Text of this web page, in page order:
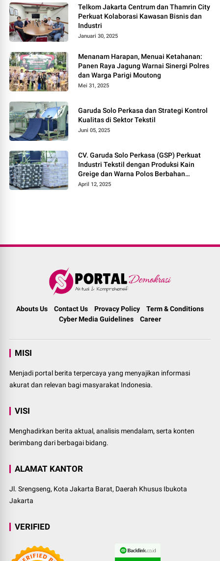
Telkom Jakarta Centrum dan Thamrin City
Perkuat Kolaborasi Kawasan Bisnis dan
Industri
Januari 30, 2025
Menanam Harapan, Menuai Ketahanan:
Panen Raya Jagung Warnai Sinergi Polres
dan Warga Parigi Moutong
Mei 31, 2025
Garuda Solo Perkasa dan Strategi Kontrol
Kualitas di Sektor Tekstil
Juni 05, 2025
CV. Garuda Solo Perkasa (GSP) Perkuat
Industri Tekstil dengan Produksi Kain
Greige dan Warna Polos Berbahan
Tetoron Rayon
April 12, 2025
Abouts Us Contact Us Provacy Policy
Term & Conditions
Cyber Media Guidelines
Career
MISI
Menjadi portal berita terpercaya yang menyajikan informasi
akurat dan relevan bagi masyarakat Indonesia.
VISI
Menghadirkan berita aktual, analisis mendalam, serta konten
berimbang dari berbagai bidang.
ALAMAT KANTOR
Jl. Srengseng, Kota Jakarta Barat, Daerah Khusus Ibukota
Jakarta
VERIFIED